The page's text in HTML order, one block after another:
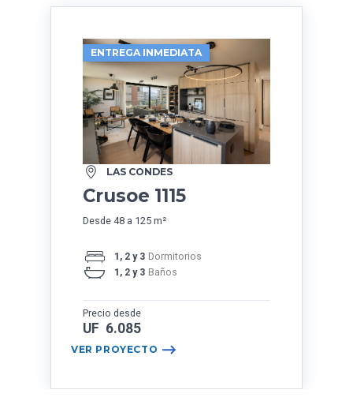
ENTREGA INMEDIATA
LAS CONDES
Crusoe 1115
Desde 48 a 125 m²
1, 2 y 3 Dormitorios
1, 2 y 3 Baños
Precio desde
UF 6.085
VER PROYECTO